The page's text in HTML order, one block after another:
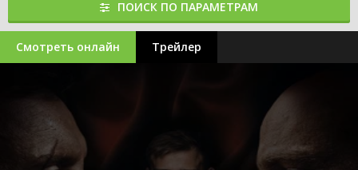
ПОИСК ПО ПАРАМЕТРАМ
Смотреть онлайн Трейлер